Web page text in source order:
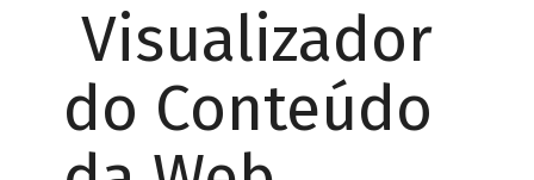
Visualizador
do Conteúdo